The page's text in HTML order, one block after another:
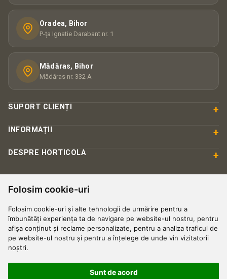
Folosim cookie-uri
Folosim cookie-uri și alte tehnologii de urmărire pentru a
îmbunătăți experiența ta de navigare pe website-ul nostru, pentru
afișa conținut și reclame personalizate, pentru a analiza traficul de
pe website-ul nostru și pentru a înțelege de unde vin vizitatorii
noștri.
Sunt de acord
Oradea, Bihor
P-ța Ignatie Darabant nr. 1
Mădăras, Bihor
Mădăras nr. 332 A
SUPORT CLIENȚI +
INFORMAȚII +
DESPRE HORTICOLA +
PLATĂ & SIGURANȚĂ